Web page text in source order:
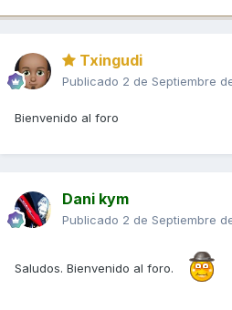
Txingudi
Publicado 2 de Septiembre
Bienvenido al foro
Dani kym
Publicado 2 de Septiembre
Saludos. Bienvenido al foro.